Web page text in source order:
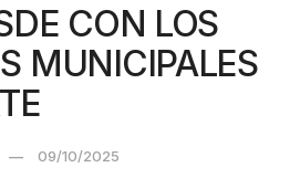
CON LOS
MUNICIPALES
09/10/2025